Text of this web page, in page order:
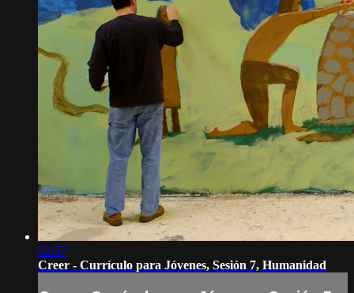
02:57
Creer - Currículo para Jóvenes, Sesión 7, Humanidad